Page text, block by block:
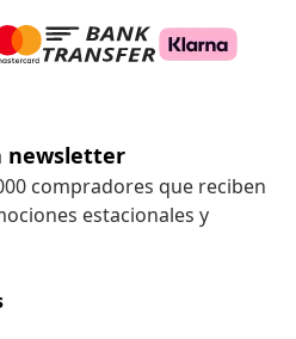
newsletter
compradores que reciben
estacionales y